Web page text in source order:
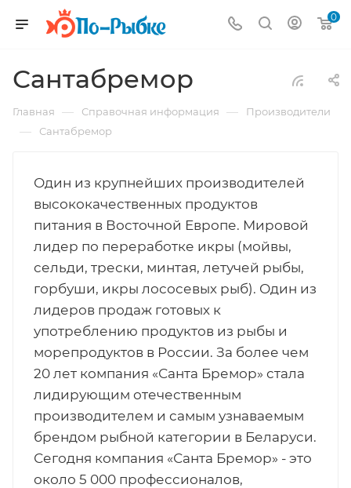
0
Сантабремор
Главная — Справочная информация — Производители
— Сантабремор
Один из крупнейших производителей
высококачественных продуктов
питания в Восточной Европе. Мировой
лидер по переработке икры (мойвы,
сельди, трески, минтая, летучей рыбы,
горбуши, икры лососевых рыб). Один из
лидеров продаж готовых к
употреблению продуктов из рыбы и
морепродуктов в России. За более чем
20 лет компания «Санта Бремор» стала
лидирующим отечественным
производителем и самым узнаваемым
брендом рыбной категории в Беларуси.
Сегодня компания «Санта Бремор» - это
около 5 000 профессионалов,